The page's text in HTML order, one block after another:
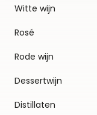
Witte wijn
Rosé
Rode wijn
Dessertwijn
Distillaten